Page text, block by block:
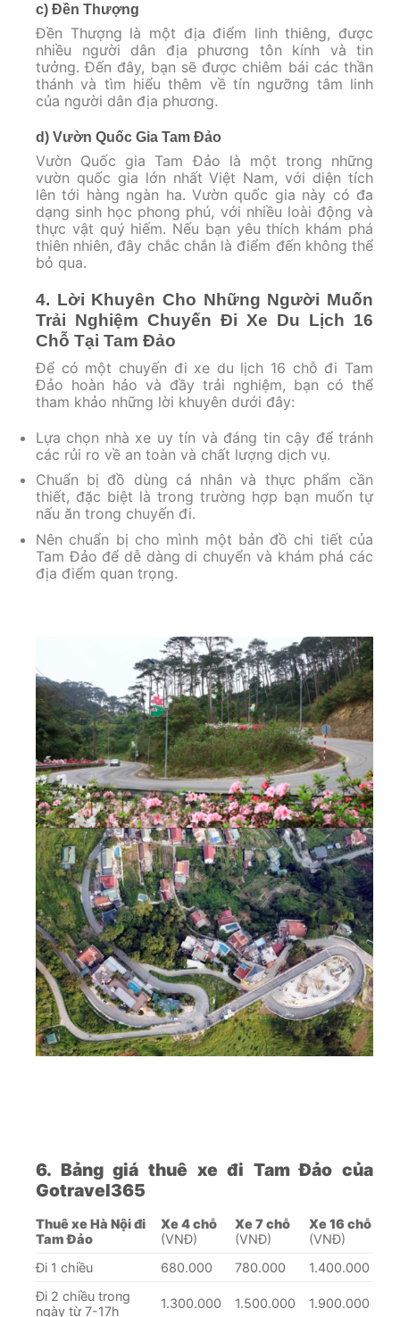
c) Đền Thượng
Đền Thượng là một địa điểm linh thiêng, được
nhiều người dân địa phương tôn kính và tin
tưởng. Đến đây, bạn sẽ được chiêm bái các thần
thánh và tìm hiểu thêm về tín ngưỡng tâm linh
của người dân địa phương.
d) Vườn Quốc Gia Tam Đảo
Vườn Quốc gia Tam Đảo là một trong những
vườn quốc gia lớn nhất Việt Nam, với diện tích
lên tới hàng ngàn ha. Vườn quốc gia này có đa
dạng sinh học phong phú, với nhiều loài động và
thực vật quý hiếm. Nếu bạn yêu thích khám phá
thiên nhiên, đây chắc chắn là điểm đến không thể
bỏ qua.
4. Lời Khuyên Cho Những Người Muốn
Trải Nghiệm Chuyến Đi Xe Du Lịch 16
Chỗ Tại Tam Đảo
Để có một chuyến đi xe du lịch 16 chỗ đi Tam
Đảo hoàn hảo và đầy trải nghiệm, bạn có thể
tham khảo những lời khuyên dưới đây:
Lựa chọn nhà xe uy tín và đáng tin cậy để tránh
các rủi ro về an toàn và chất lượng dịch vụ.
Chuẩn bị đồ dùng cá nhân và thực phẩm cần
thiết, đặc biệt là trong trường hợp bạn muốn tự
nấu ăn trong chuyến đi.
Nên chuẩn bị cho mình một bản đồ chi tiết của
Tam Đảo để dễ dàng di chuyển và khám phá các
địa điểm quan trọng.
6. Bảng giá thuê xe đi Tam Đảo của
Gotravel365
Thuê xe Hà Nội đi
Tam Đảo
Xe 4 chỗ
(VNĐ)
Xe 7 chỗ
(VNĐ)
Xe 16 chỗ
(VNĐ)
Đi 1 chiều
680.000 780.000
1.400.000
Đi 2 chiều trong
ngày từ 7-17h
1.300.000 1.500.000 1.900.000